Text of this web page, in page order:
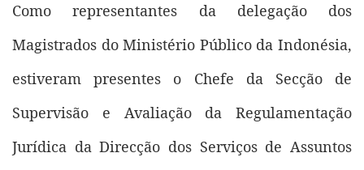
Como representantes da delegação dos
Magistrados do Ministério Público da Indonésia,
estiveram presentes o Chefe da Secção de
Supervisão e Avaliação da Regulamentação
Jurídica da Direcção dos Serviços de Assuntos